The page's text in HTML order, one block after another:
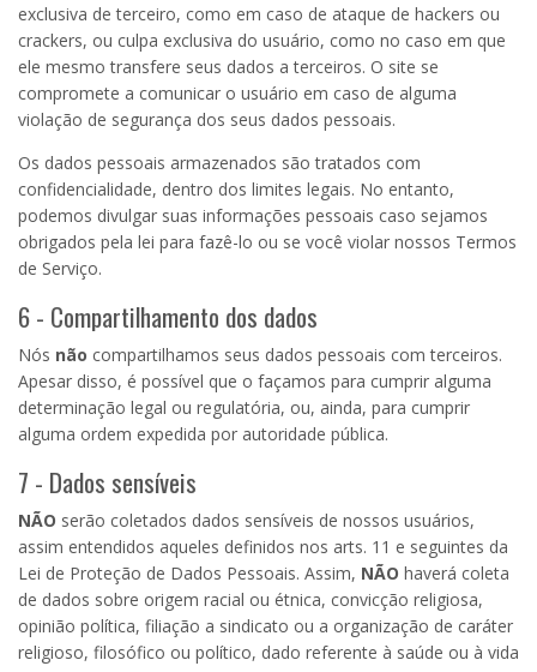
exclusiva de terceiro, como em caso de ataque de hackers ou
crackers, ou culpa exclusiva do usuário, como no caso em que
ele mesmo transfere seus dados a terceiros. O site se
compromete a comunicar o usuário em caso de alguma
violação de segurança dos seus dados pessoais.
Os dados pessoais armazenados são tratados com
confidencialidade, dentro dos limites legais. No entanto,
podemos divulgar suas informações pessoais caso sejamos
obrigados pela lei para fazê-lo ou se você violar nossos Termos
de Serviço.
6 - Compartilhamento dos dados
Nós não compartilhamos seus dados pessoais com terceiros.
Apesar disso, é possível que o façamos para cumprir alguma
determinação legal ou regulatória, ou, ainda, para cumprir
alguma ordem expedida por autoridade pública.
7 - Dados sensíveis
NÃO serão coletados dados sensíveis de nossos usuários,
assim entendidos aqueles definidos nos arts. 11 e seguintes da
Lei de Proteção de Dados Pessoais. Assim, NÃO haverá coleta
de dados sobre origem racial ou étnica, convicção religiosa,
opinião política, filiação a sindicato ou a organização de caráter
religioso, filosófico ou político, dado referente à saúde ou à vida